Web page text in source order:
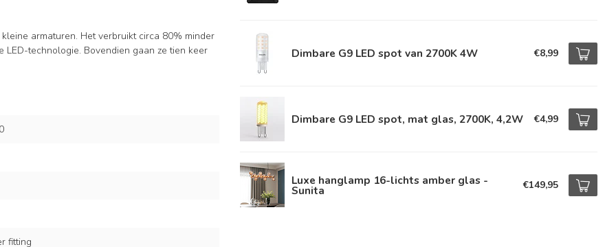
armaturen. Het verbruikt circa 80% minder
technologie. Bovendien gaan ze tien keer
fitting
Dimbare G9 LED spot van 2700K 4W €8,99
Dimbare G9 LED spot, mat glas, 2700K, 4,2W €4,99
Luxe hanglamp 16-lichts amber glas -
Sunita €149,95